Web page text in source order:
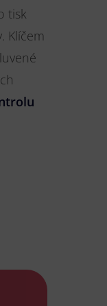
tisk
Klíčem